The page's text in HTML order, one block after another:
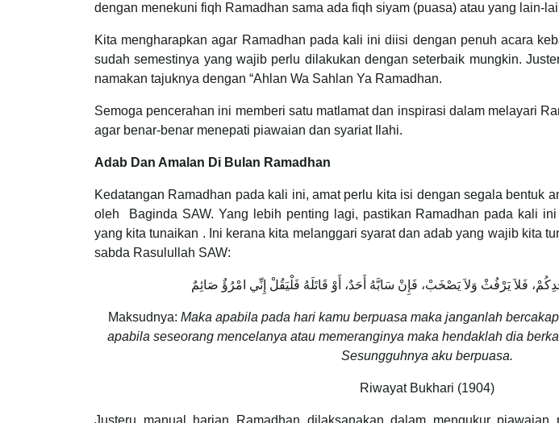
dengan menekuni fiqh Ramadhan sama ada fiqh siyam (puasa) atau yang lain-
Kita mengharapkan agar Ramadhan pada kali ini diisi dengan penuh acara
sudah semestinya yang wajib perlu dilakukan dengan seterbaik mungkin.
namakan tajuknya dengan “Ahlan Wa Sahlan Ya Ramadhan.
Semoga pencerahan ini memberi satu matlamat dan inspirasi dalam melayari
agar benar-benar menepati piawaian dan syariat Ilahi.
Adab Dan Amalan Di Bulan Ramadhan
Kedatangan Ramadhan pada kali ini, amat perlu kita isi dengan segala bentuk
oleh Baginda SAW. Yang lebih penting lagi, pastikan Ramadhan pada kali
yang kita tunaikan . Ini kerana kita melanggari syarat dan adab yang wajib kita
sabda Rasulullah SAW:
فَلاَ يَرْفُثْ وَلاَ يَصْخَبْ، فَإِنْ سَابَّهُ أَحَدٌ، أَوْ قَاتَلَهُ فَلْيَقُلْ إِنِّي امْرُؤٌ صَائِمٌ
Maksudnya: Maka apabila pada hari kamu berpuasa maka janganlah
apabila seseorang mencelanya atau memeranginya maka hendaklah dia
Sesungguhnya aku berpuasa.
Riwayat Bukhari (1904)